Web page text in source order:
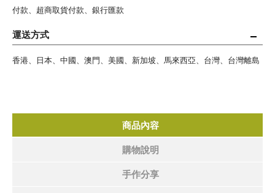
付款、超商取貨付款、銀行匯款
運送方式
香港、日本、中國、澳門、美國、新加坡、馬來西亞、台灣、台灣離島
商品內容
購物說明
手作分享